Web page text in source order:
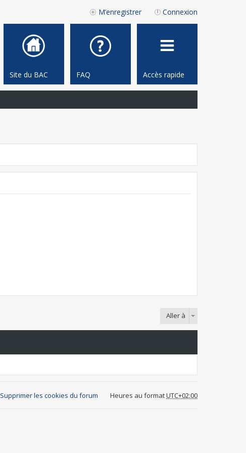
Connexion
M’enregistrer
Accès rapide
FAQ
Site du BAC
Aller à
Heures au formatUTC+02:00
Supprimer les cookies du forum